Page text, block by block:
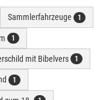
Sammlerfahrzeuge 1
1
mit Bibelvers 1
1